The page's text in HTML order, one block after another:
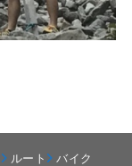
ルート バイク